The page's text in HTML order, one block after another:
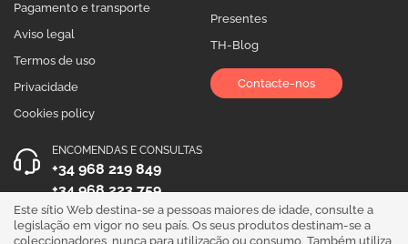
Pagamento e transporte
Aviso legal
Termos de uso
Privacidade
Cookies policy
Presentes
TH-Blog
Contacte-nos
ENCOMENDAS E CONSULTAS
+34 968 219 849
+34 968 223 759
HORÁRIO DE ATENDIMENTO
Este sítio Web destina-se a pessoas maiores de idade, consulte a
legislação em vigor no seu país. Os seus produtos destinam-se a
coleccionadores, nunca para utilização ou consumo. Também utiliza